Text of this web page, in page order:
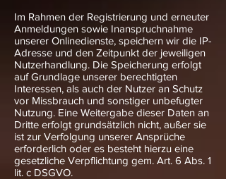
Im Rahmen der Registrierung und erneuter
Anmeldungen sowie Inanspruchnahme
unserer Onlinedienste, speichern wir die IP-
Adresse und den Zeitpunkt der jeweiligen
Nutzerhandlung. Die Speicherung erfolgt
auf Grundlage unserer berechtigten
Interessen, als auch der Nutzer an Schutz
vor Missbrauch und sonstiger unbefugter
Nutzung. Eine Weitergabe dieser Daten an
Dritte erfolgt grundsätzlich nicht, außer sie
ist zur Verfolgung unserer Ansprüche
erforderlich oder es besteht hierzu eine
gesetzliche Verpflichtung gem. Art. 6 Abs. 1
lit. c DSGVO.